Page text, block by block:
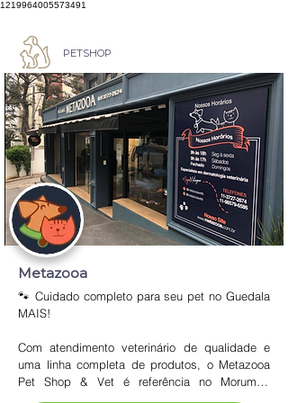
1219964005573491
PETSHOP
Metazooa
🐾 Cuidado completo para seu pet no Guedala
MAIS!
Com atendimento veterinário de qualidade e
uma linha completa de produtos, o Metazooa
Pet Shop & Vet é referência no Morumbi.